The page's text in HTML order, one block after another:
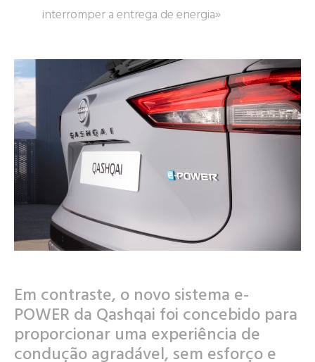
interromper a entrega de energia»
Em contraste, o novo sistema e-
POWER da Qashqai foi concebido para
proporcionar uma experiência de
condução agradável, sem esforço e